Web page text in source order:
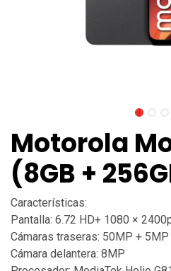
Motorola
(8GB +
Características:
Pantalla: 6.72 HD+ 1080 ×
Cámaras traseras: 50MP + 5MP
Cámara delantera: 8MP